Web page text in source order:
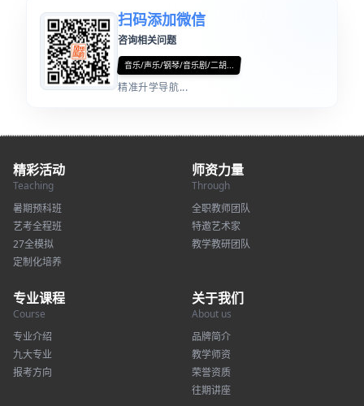
扫码添加微信
咨询相关问题
音乐/声乐/钢琴/音乐剧/二胡...
精准升学导航...
精彩活动
Teaching
暑期预科班
艺考全程班
27全模拟
定制化培养
师资力量
Through
全职教师团队
特邀艺术家
教学教研团队
专业课程
Course
专业介绍
九大专业
报考方向
关于我们
About us
品牌简介
教学师资
荣誉资质
往期讲座